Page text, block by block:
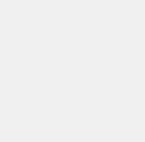
oknieoknie
w nowym oknie
się w nowym oknie
się w nowym oknie